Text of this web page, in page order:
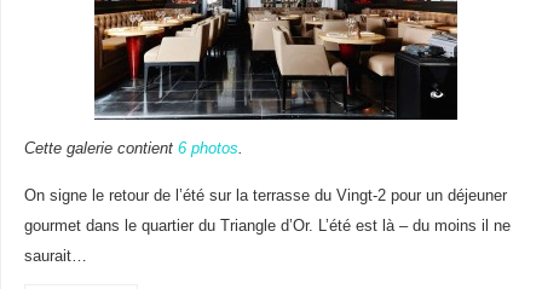
Cette galerie contient 6 photos.
On signe le retour de l’été sur la terrasse du Vingt-2 pour un déjeuner
gourmet dans le quartier du Triangle d’Or. L’été est là – du moins il ne
saurait…